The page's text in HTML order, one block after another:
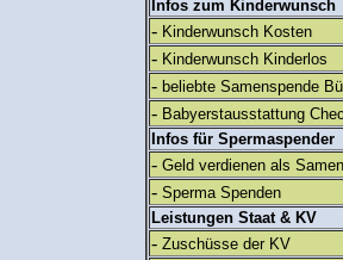
Infos zum Kinderwunsch
- Kinderwunsch Kosten
- Kinderwunsch Kinderlos
- beliebte Samenspende
- Babyerstausstattung
Infos für Spermaspender
- Geld verdienen als
- Sperma Spenden
Leistungen Staat & KV
- Zuschüsse der KV